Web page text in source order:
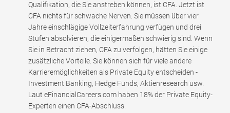
Qualifikation, die Sie anstreben können, ist CFA. Jetzt ist
CFA nichts für schwache Nerven. Sie müssen über vier
Jahre einschlägige Vollzeiterfahrung verfügen und drei
Stufen absolvieren, die einigermaßen schwierig sind. Wenn
Sie in Betracht ziehen, CFA zu verfolgen, hätten Sie einige
zusätzliche Vorteile. Sie können sich für viele andere
Karrieremöglichkeiten als Private Equity entscheiden -
Investment Banking, Hedge Funds, Aktienresearch usw.
Laut eFinancialCareers.com haben 18% der Private Equity-
Experten einen CFA-Abschluss.